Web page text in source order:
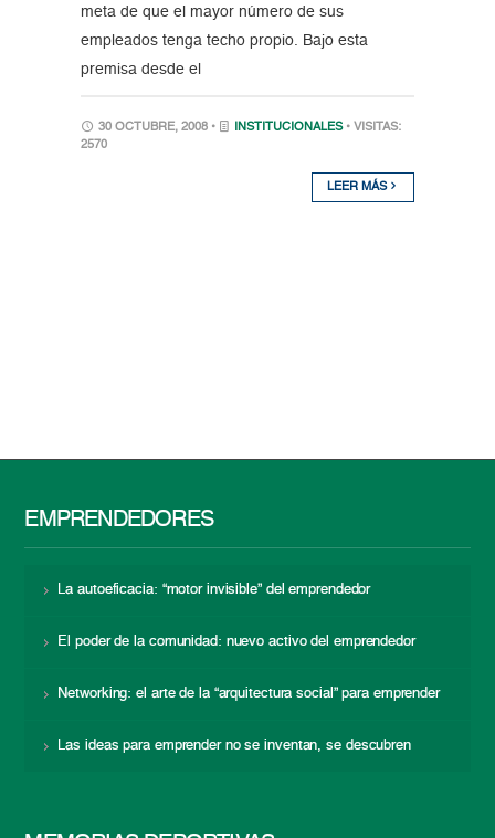
meta de que el mayor número de sus
empleados tenga techo propio. Bajo esta
premisa desde el
30 OCTUBRE, 2008 • INSTITUCIONALES • VISITAS:
2570
LEER MÁS
EMPRENDEDORES
La autoeficacia: “motor invisible” del emprendedor
El poder de la comunidad: nuevo activo del emprendedor
Networking: el arte de la “arquitectura social” para emprender
Las ideas para emprender no se inventan, se descubren